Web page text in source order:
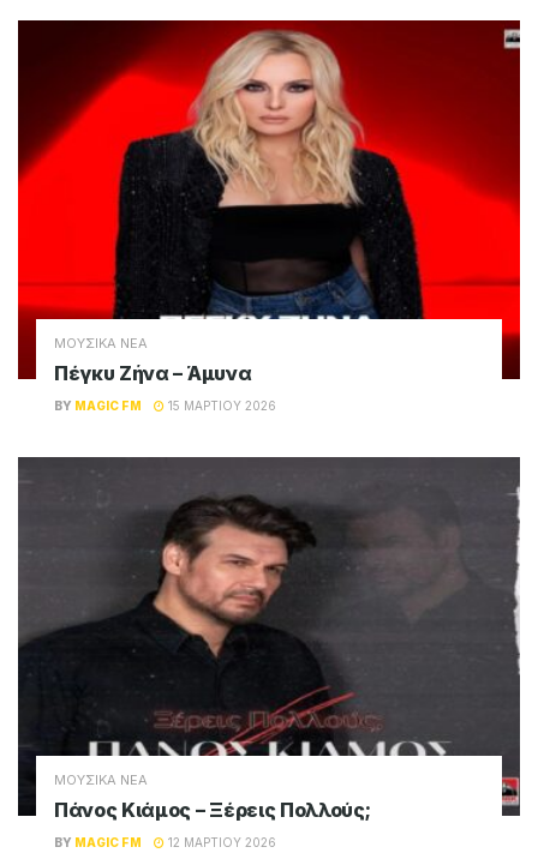
ΜΟΥΣΙΚΑ ΝΕΑ
Πέγκυ Ζήνα – Άμυνα
BY MAGIC FM 15 ΜΑΡΤΊΟΥ 2026
ΜΟΥΣΙΚΑ ΝΕΑ
Πάνος Κιάμος – Ξέρεις Πολλούς;
BY MAGIC FM 12 ΜΑΡΤΊΟΥ 2026